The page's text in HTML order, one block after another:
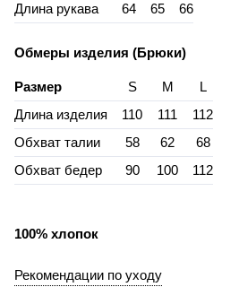
Длина рукава
64 65 66
Обмеры изделия (Брюки)
Размер S M
L
Длина изделия
110 111
112
Обхват талии
58 62
68
Обхват бедер
90 100 112
100% хлопок
Рекомендации по уходу